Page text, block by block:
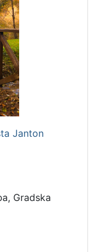
Janton
Gradska